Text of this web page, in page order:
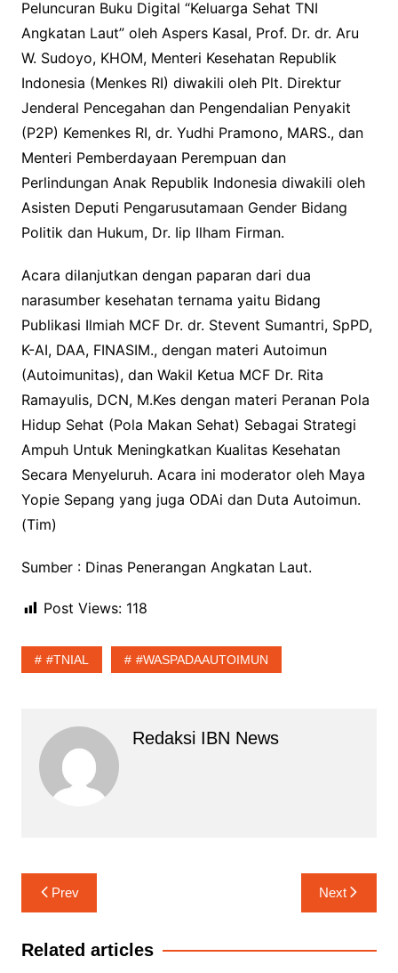
Peluncuran Buku Digital “Keluarga Sehat TNI
Angkatan Laut” oleh Aspers Kasal, Prof. Dr. dr. Aru
W. Sudoyo, KHOM, Menteri Kesehatan Republik
Indonesia (Menkes RI) diwakili oleh Plt. Direktur
Jenderal Pencegahan dan Pengendalian Penyakit
(P2P) Kemenkes RI, dr. Yudhi Pramono, MARS., dan
Menteri Pemberdayaan Perempuan dan
Perlindungan Anak Republik Indonesia diwakili oleh
Asisten Deputi Pengarusutamaan Gender Bidang
Politik dan Hukum, Dr. Iip Ilham Firman.
Acara dilanjutkan dengan paparan dari dua
narasumber kesehatan ternama yaitu Bidang
Publikasi Ilmiah MCF Dr. dr. Stevent Sumantri, SpPD,
K-AI, DAA, FINASIM., dengan materi Autoimun
(Autoimunitas), dan Wakil Ketua MCF Dr. Rita
Ramayulis, DCN, M.Kes dengan materi Peranan Pola
Hidup Sehat (Pola Makan Sehat) Sebagai Strategi
Ampuh Untuk Meningkatkan Kualitas Kesehatan
Secara Menyeluruh. Acara ini moderator oleh Maya
Yopie Sepang yang juga ODAi dan Duta Autoimun.
(Tim)
Sumber : Dinas Penerangan Angkatan Laut.
Post Views: 118
#TNIAL #WASPADAAUTOIMUN
Redaksi IBN News
Navigasi
pos
Prev Next
Related articles